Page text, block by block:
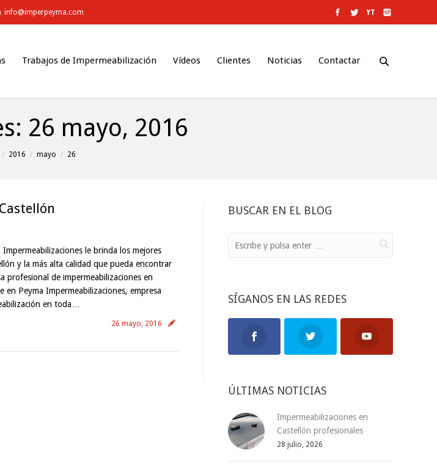
info@imperpeyma.com
Trabajos de Impermeabilización Vídeos Clientes Noticias Contactar
26 mayo, 2016
2016 mayo 26
le brinda los mejores
y la más alta calidad que pueda encontrar
profesional de impermeabilizaciones en
Peyma Impermeabilizaciones, empresa
en toda…
26 mayo, 2016
BUSCAR EN EL BLOG
SÍGANOS EN LAS REDES
ÚLTIMAS NOTICIAS
Impermeabilizaciones en
Castellón profesionales
28 julio, 2026